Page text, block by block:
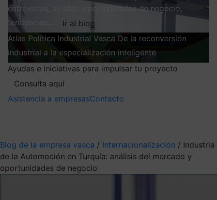
entrevistas, ayudas, oportunidades de negocio,
tendencias…
Ir al blog
Atlas Política Industrial Vasca De la reconversión
industrial a la especialización inteligente
Ayudas e iniciativas para impulsar tu proyecto
Consulta aquí
Asistencia a empresasContacto
Blog de la empresa vasca / Internacionalización / Industria
de la Automoción en Turquía: análisis del mercado y
oportunidades de negocio